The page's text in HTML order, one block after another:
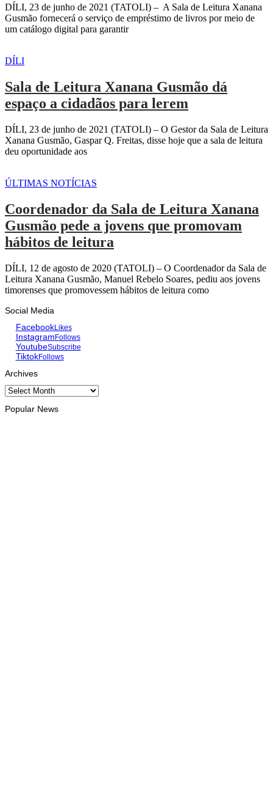
DÍLI, 23 de junho de 2021 (TATOLI) – A Sala de Leitura Xanana
Gusmão fornecerá o serviço de empréstimo de livros por meio de
um catálogo digital para garantir
DÍLI
Sala de Leitura Xanana Gusmão dá
espaço a cidadãos para lerem
DÍLI, 23 de junho de 2021 (TATOLI) – O Gestor da Sala de Leitura
Xanana Gusmão, Gaspar Q. Freitas, disse hoje que a sala de leitura
deu oportunidade aos
ÚLTIMAS NOTÍCIAS
Coordenador da Sala de Leitura Xanana
Gusmão pede a jovens que promovam
hábitos de leitura
DÍLI, 12 de agosto de 2020 (TATOLI) – O Coordenador da Sala de
Leitura Xanana Gusmão, Manuel Rebelo Soares, pediu aos jovens
timorenses que promovessem hábitos de leitura como
Social Media
FacebookLikes
Instagram Follows
YoutubeSubscribe
TiktokFollows
Archives
Archives
Popular News